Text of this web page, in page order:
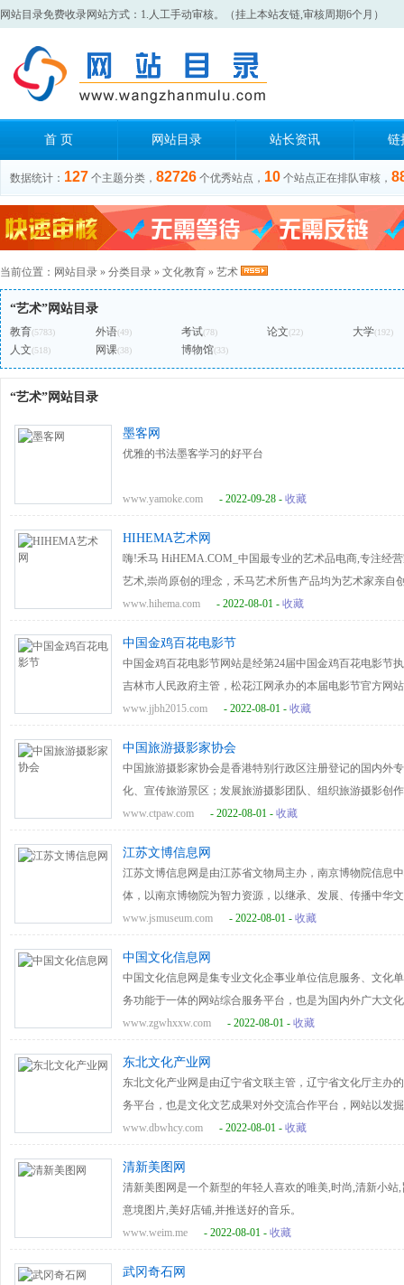
网站目录免费收录网站方式：1.人工手动审核。（挂上本站友链,审核周期6个月）
首 页 网站目录 站长资讯 链
数据统计： 127 个主题分类， 82726 个优秀站点， 10 个站点正在排队审核，
当前位置： 网站目录 » 分类目录 » 文化教育 » 艺术
“艺术”网站目录
教育(5783) 外语(49) 考试(78) 论文(22) 大学(192)
人文(518) 网课(38) 博物馆(33)
“艺术”网站目录
墨客网
优雅的书法墨客学习的好平台
www.yamoke.com - 2022-09-28 - 收藏
HIHEMA艺术网
嗨!禾马 HiHEMA.COM_中国最专业的艺术品电商,专注经
艺术,崇尚原创的理念，禾马艺术所售产品均为艺术家亲自
www.hihema.com
- 2022-08-01 - 收藏
中国金鸡百花电影节
中国金鸡百花电影节网站是经第24届中国金鸡百花电影节
吉林市人民政府主管，松花江网承办的本届电影节官方网
影节执委会的信息优势，发挥主办地新闻媒体的各类资源
顾、电影展播、金鸡相册、珍存影像、互动专区、市场营
项活动的最新进展情况，并对中国电影及中国电影人，进
宴。
www.jjbh2015.com - 2022-08-01 - 收藏
中国旅游摄影家协会
中国旅游摄影家协会是香港特别行政区注册登记的国内外
化、宣传旅游景区；发展旅游摄影团队、组织旅游摄影创
促进旅游与摄影的沟通，旨在以旅游摄影促进旅游发展区
魅力、以旅游传播促进区域经济发展、以创新传播方式提
动的桥梁。现已主办了全国首届农耕文化摄影展、首届中
执行过四川依然美丽摄影大聚焦、成都田园城市摄影活动
之旅等一系列旅游摄影推广活动，帮助当地实现了多重良
www.ctpaw.com - 2022-08-01 - 收藏
江苏文博信息网
江苏文博信息网是由江苏省文物局主办，南京博物院信息
体，以南京博物院为智力资源，以继承、发展、传播中华
文化、传承中华文化的所有人群，以严谨、专业和广博的
单位、博物馆纪念馆、考古发现、陈列展览、鉴赏园地、
媒体发布的文博类新闻，同时通过编辑人工审核精选，呈
省文博艺术领域最具影响力的网络媒体。
www.jsmuseum.com - 2022-08-01 - 收藏
中国文化信息网
中国文化信息网是集专业文化企事业单位信息服务、文化
务功能于一体的网站综合服务平台，也是为国内外广大文
服务平台，旨在为文化机关和文化单位提供快捷便利的电
走向世界的一座桥梁、营造一个全球文化互动交流的平台
台、成长为一个国际文化产业全程的服务运营商”为使命
以“专注文化信息，贴近你我生活”为出发点，重点提供有
近生活的时事互动、简洁高效的文化黄页等四大块内容，
www.zgwhxxw.com - 2022-08-01 - 收藏
东北文化产业网
东北文化产业网是由辽宁省文联主管，辽宁省文化厅主办
务平台，也是文化文艺成果对外交流合作平台，网站以发
发展和文艺成果产业化为运营宗旨，以线上线下互动为特
置有综合新闻、专题报道、艺术大家、本网活动、影视戏
化会展、拍卖信息、古玩收藏、文化名人、东北网事、东
界、视频中心等主要栏目，已连续5年与省文联、文化厅
年一届的《辽河情》大型书画展；同时，主办名家个人展
网上书画义卖会11场。
www.dbwhcy.com - 2022-08-01 - 收藏
清新美图网
清新美图网是一个新型的年轻人喜欢的唯美,时尚,清新小
意境图片,美好店铺,并推送好的音乐。
www.weim.me
- 2022-08-01 - 收藏
武冈奇石网